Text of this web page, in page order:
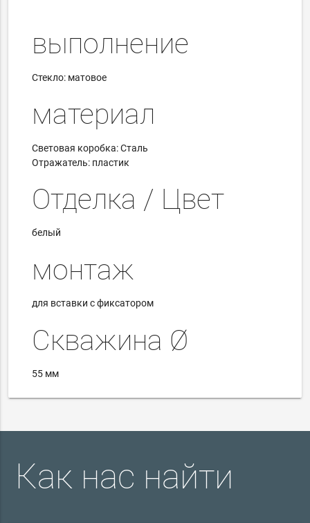
выполнение
Стекло: матовое
материал
Световая коробка: Сталь
Отражатель: пластик
Отделка / Цвет
белый
монтаж
для вставки с фиксатором
Скважина Ø
55 мм
Как нас найти